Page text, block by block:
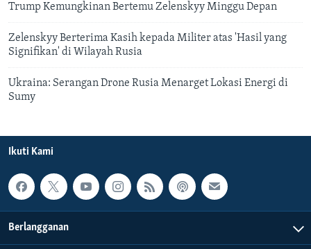
Trump Kemungkinan Bertemu Zelenskyy Minggu Depan
Zelenskyy Berterima Kasih kepada Militer atas 'Hasil yang
Signifikan' di Wilayah Rusia
Ukraina: Serangan Drone Rusia Menarget Lokasi Energi di
Sumy
Ikuti Kami
Berlangganan